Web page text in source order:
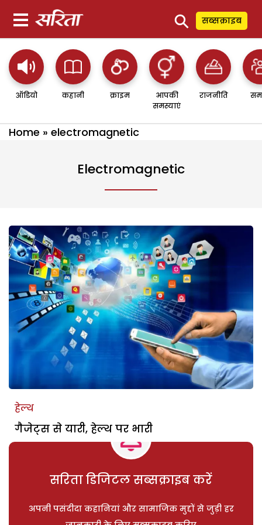
⚲ सब्सक्राइब
ऑडियो कहानी क्राइम
आपकी
समस्याएं
राजनीति
Home » electromagnetic
Electromagnetic
हेल्थ
गैजेट्स से यारी, हेल्थ पर भारी
सरिता डिजिटल सब्सक्राइब करें
अपनी पसंदीदा कहानियां और सामाजिक मुद्दों से जुड़ी हर